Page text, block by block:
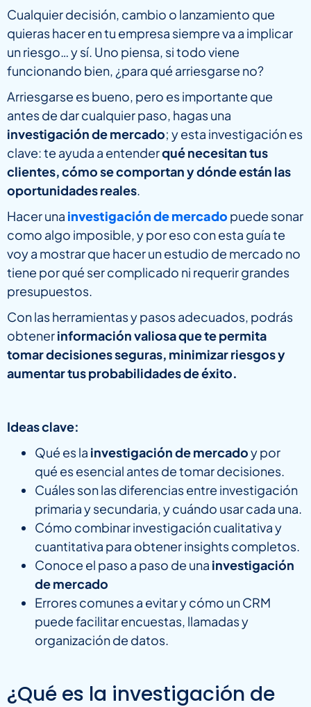
Cualquier decisión, cambio o lanzamiento que
quieras hacer en tu empresa siempre va a implicar
un riesgo… y sí. Uno piensa, si todo viene
funcionando bien, ¿para qué arriesgarse no?
Arriesgarse es bueno, pero es importante que
antes de dar cualquier paso, hagas una
investigación de mercado; y esta investigación es
clave: te ayuda a entenderqué necesitan tus
clientes, cómo se comportan y dónde están las
oportunidades reales.
Hacer una investigación de mercado puede sonar
como algo imposible, y por eso con esta guía te
voy a mostrar que hacer un estudio de mercado no
tiene por qué ser complicado ni requerir grandes
presupuestos.
Con las herramientas y pasos adecuados, podrás
obtenerinformación valiosa que te permita
tomar decisiones seguras, minimizar riesgos y
aumentar tus probabilidades de éxito.
Ideas clave:
Qué es la investigación de mercadoy por
qué es esencial antes de tomar decisiones.
Cuáles son las diferencias entre investigación
primaria y secundaria, y cuándo usar cada una.
Cómo combinar investigación cualitativa y
cuantitativa para obtener insights completos.
Conoce el paso a paso de una investigación
de mercado
Errores comunes a evitar y cómo un CRM
puede facilitar encuestas, llamadas y
organización de datos.
¿Qué es la investigación de